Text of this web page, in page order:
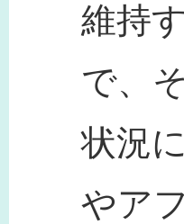
維持
で、
状況
やア